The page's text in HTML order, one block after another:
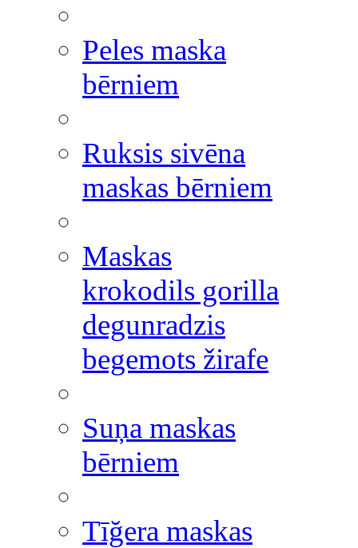
Peles maska
bērniem
Ruksis sivēna
maskas bērniem
Maskas
krokodils gorilla
degunradzis
begemots žirafe
Suņa maskas
bērniem
Tīğera maskas